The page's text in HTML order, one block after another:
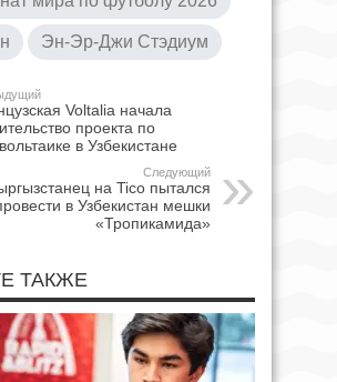
Эн-Эр-Джи Стэдиум
Voltalia начала
проекта по
в Узбекистане
Следующий
на Tico пытался
в Узбекистан мешки
«Тропикамида»
ТАКЖЕ